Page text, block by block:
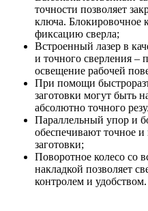
точности позволяет
ключа. Блокировочное
фиксацию сверла;
Встроенный лазер в
и точного сверления –
освещение рабочей
При помощи
заготовки могут быть
абсолютно точного
Параллельный упор и
обеспечивают точное
заготовки;
Поворотное колесо со
накладкой позволяет
контролем и удобством.